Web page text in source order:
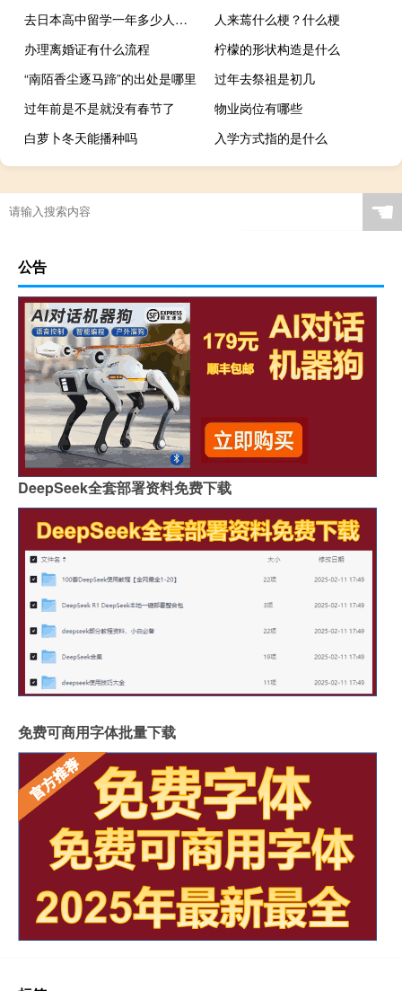
去日本高中留学一年多少人民币
人来蔫什么梗？什么梗
办理离婚证有什么流程
柠檬的形状构造是什么
“南陌香尘逐马蹄”的出处是哪里
过年去祭祖是初几
过年前是不是就没有春节了
物业岗位有哪些
白萝卜冬天能播种吗
入学方式指的是什么
☚
公告
DeepSeek全套部署资料免费下载
免费可商用字体批量下载